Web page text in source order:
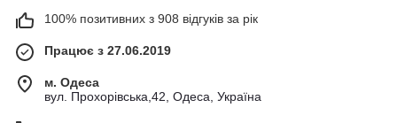
100% позитивних з 908 відгуків за рік
Працює з 27.06.2019
м. Одеса
вул. Прохорівська,42, Одеса, Україна